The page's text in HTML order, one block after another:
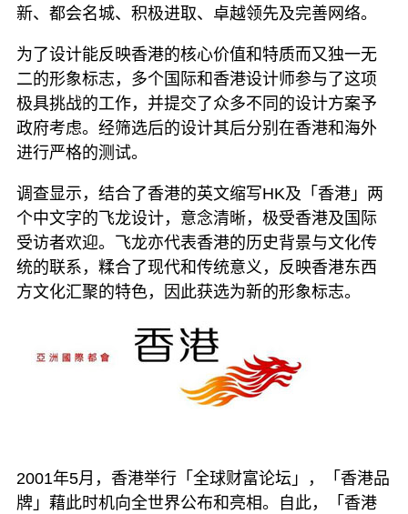
新、都会名城、积极进取、卓越领先及完善网络。
为了设计能反映香港的核心价值和特质而又独一无
二的形象标志，多个国际和香港设计师参与了这项
极具挑战的工作，并提交了众多不同的设计方案予
政府考虑。经筛选后的设计其后分别在香港和海外
进行严格的测试。
调查显示，结合了香港的英文缩写HK及「香港」两
个中文字的飞龙设计，意念清晰，极受香港及国际
受访者欢迎。飞龙亦代表香港的历史背景与文化传
统的联系，糅合了现代和传统意义，反映香港东西
方文化汇聚的特色，因此获选为新的形象标志。
2001年5月，香港举行「全球财富论坛」，「香港品
牌」藉此时机向全世界公布和亮相。自此，「香港